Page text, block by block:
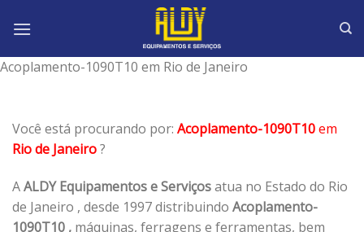
Acoplamento-1090T10 em Rio de Janeiro
Você está procurando por: Acoplamento-1090T10em
Rio de Janeiro?
AALDY Equipamentos e Serviçosatua no Estado do Rio
de Janeiro , desde 1997 distribuindo Acoplamento-
1090T10 , máquinas, ferragens e ferramentas, bem